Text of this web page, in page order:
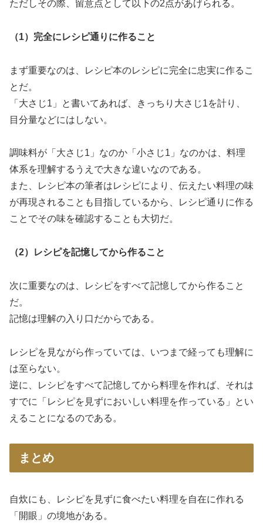
ただしその際、留意点として以下の2点があげられる。
（1）完全にレシピ通りに作ること
まず重要なのは、レシピ本のレシピに完全に忠実に作るこ
とだ。
「大さじ1」と書いてあれば、きっちり大さじ1を計り、
目分量などにはしない。
調味料が「大さじ1」なのか「小さじ1」なのかは、料理
体系を理解するうえで大きな違いなのである。
また、レシピ本の筆者はレシピにより、伝えたい料理の味
が再現されることも目指しているから、レシピ通りに作る
ことでその味を確認することも大切だ。
（2）レシピを記憶してから作ること
次に重要なのは、レシピをすべて記憶してから作ること
だ。
記憶は理解の入り口だからである。
レシピを見ながら作っていては、いつまで経っても理解に
は至らない。
逆に、レシピをすべて記憶してから料理を作れば、それは
すでに「レシピを見ずにおいしい料理を作っている」とい
えることになるのである。
まとめ
自炊にも、レシピを見ずに食べたい料理を自在に作れる
「開眼」の境地がある。